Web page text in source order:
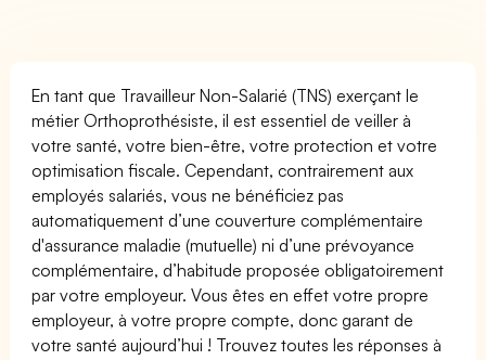
En tant que Travailleur Non-Salarié (TNS) exerçant le
métier Orthoprothésiste, il est essentiel de veiller à
votre santé, votre bien-être, votre protection et votre
optimisation fiscale. Cependant, contrairement aux
employés salariés, vous ne bénéficiez pas
automatiquement d’une couverture complémentaire
d'assurance maladie (mutuelle) ni d’une prévoyance
complémentaire, d’habitude proposée obligatoirement
par votre employeur. Vous êtes en effet votre propre
employeur, à votre propre compte, donc garant de
votre santé aujourd’hui ! Trouvez toutes les réponses à